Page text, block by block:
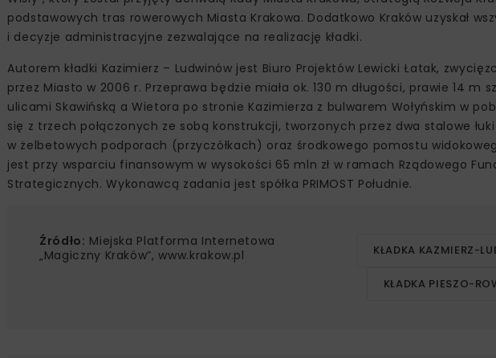
podstawowych tras rowerowych Miasta Krakowa. Dodatkowo Kraków uzyskał
i decyzje administracyjne zezwalające na realizację kładki.
Autorem kładki Kazimierz – Ludwinów jest Biuro Projektów Lewicki Łatak,
przez Miasto w 2006 r. Przeprawa będzie miała ok. 130 m długości, prawie 14 m
ulicami Skawińską a Wietora po stronie Kazimierza z bulwarem Wołyńskim w
się z trzech połączonych ze sobą konstrukcji, tworzonych przez dwa stalowe
w żelbetowych podporach (przyczółkach) oraz środkowego pomostu
jest przy wsparciu finansowym w wysokości 65 mln zł w ramach Rządowego
Strategicznych. Wykonawcą zadania jest spółka PRIMOST Południe.
Źródło: Miejska Platforma Internetowa
„Magiczny Kraków”, www.krakow.pl
KŁADKA KAZMIERZ-
KŁADKA PIESZO-